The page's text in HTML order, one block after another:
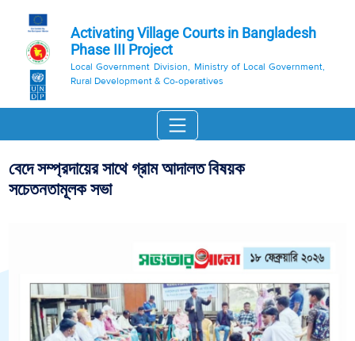
Activating Village Courts in Bangladesh
Phase III Project
Local Government Division, Ministry of Local Government,
Rural Development & Co-operatives
বেদে সম্প্রদায়ের সাথে গ্রাম আদালত বিষয়ক
সচেতনতামূলক সভা